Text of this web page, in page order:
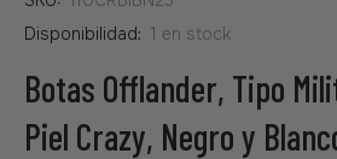
Disponibilidad: 1 en stock
Botas Offlander, Tipo
Piel Crazy, Negro y